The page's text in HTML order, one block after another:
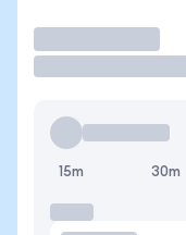
15m 30m